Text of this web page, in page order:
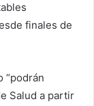
finales de
“podrán
Salud a partir